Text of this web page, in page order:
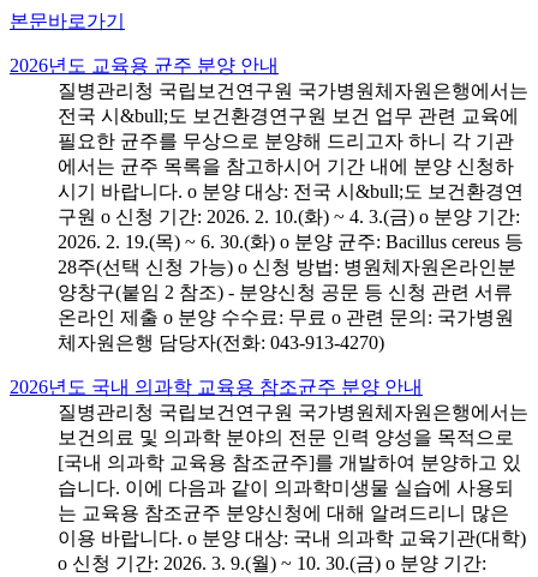
본문바로가기
2026년도 교육용 균주 분양 안내
질병관리청 국립보건연구원 국가병원체자원은행에서는
전국 시&bull;도 보건환경연구원 보건 업무 관련 교육에
필요한 균주를 무상으로 분양해 드리고자 하니 각 기관
에서는 균주 목록을 참고하시어 기간 내에 분양 신청하
시기 바랍니다. o 분양 대상: 전국 시&bull;도 보건환경연
구원 o 신청 기간: 2026. 2. 10.(화) ~ 4. 3.(금) o 분양 기간:
2026. 2. 19.(목) ~ 6. 30.(화) o 분양 균주: Bacillus cereus 등
28주(선택 신청 가능) o 신청 방법: 병원체자원온라인분
양창구(붙임 2 참조) - 분양신청 공문 등 신청 관련 서류
온라인 제출 o 분양 수수료: 무료 o 관련 문의: 국가병원
체자원은행 담당자(전화: 043-913-4270)
2026년도 국내 의과학 교육용 참조균주 분양 안내
질병관리청 국립보건연구원 국가병원체자원은행에서는
보건의료 및 의과학 분야의 전문 인력 양성을 목적으로
[국내 의과학 교육용 참조균주]를 개발하여 분양하고 있
습니다. 이에 다음과 같이 의과학미생물 실습에 사용되
는 교육용 참조균주 분양신청에 대해 알려드리니 많은
이용 바랍니다. o 분양 대상: 국내 의과학 교육기관(대학)
o 신청 기간: 2026. 3. 9.(월) ~ 10. 30.(금) o 분양 기간: